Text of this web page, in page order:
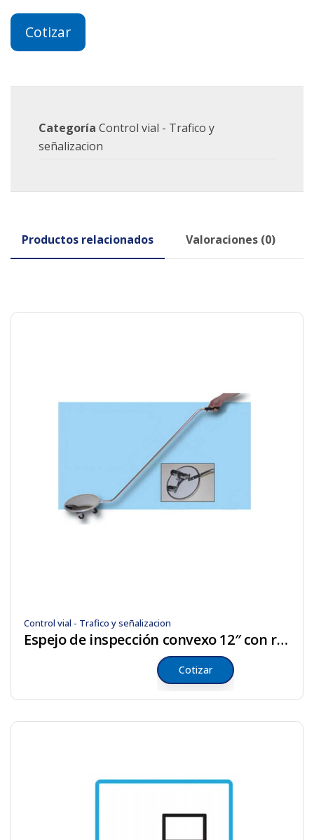
Cotizar
Categoría Control vial - Trafico y
señalizacion
Productos relacionados Valoraciones (0)
Control vial - Trafico y señalizacion
Espejo de inspección convexo 12″ con rodos
Cotizar